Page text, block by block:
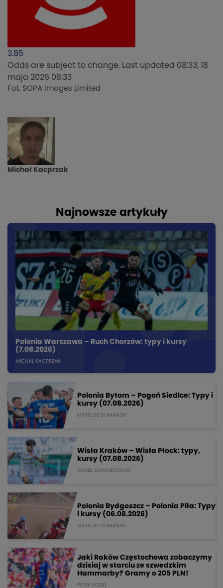
3.85
Odds are subject to change. Last updated 08:33, 18
maja 2026 08:33
Fot. SOPA Images Limited
Michał Kacprzak
Najnowsze artykuły
Polonia Warszawa – Ruch Chorzów: typy i kursy
(7.08.2026)
MICHAL KACPRZAK
Polonia Bytom – Pogoń Siedlce: Typy i
kursy (07.08.2026)
MATEUSZ DOMANSKI
Wisła Kraków – Wisła Płock: typy,
kursy (07.08.2026)
DANIEL LEWANDOWSKI
Polonia Bydgoszcz – Polonia Piła: Typy
i kursy (06.08.2026)
MATEUSZ DOMANSKI
Jaki Raków Częstochowa zobaczymy
dzisiaj w starciu ze szwedzkim
Hammarby? Gramy o 205 PLN!
PIOTR KOZIEL